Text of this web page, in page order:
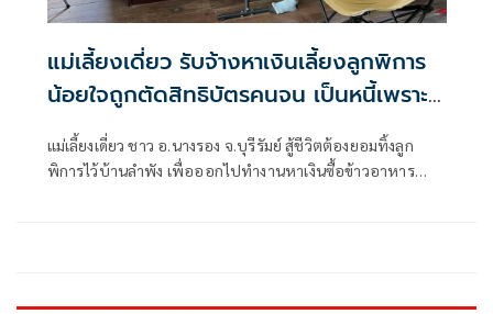
แม่เลี้ยงเดี่ยว รับจ้างหาเงินเลี้ยงลูกพิการ
น้อยใจถูกตัดสิทธิบัตรคนจน เป็นหนี้เพราะ
รักษาลูก
แม่เลี้ยงเดี่ยว ชาว อ.นางรอง จ.บุรีรัมย์ สู้ชีวิตต้องยอมทิ้งลูก
พิการไว้บ้านลำพัง เพื่อออกไปทำงานหาเงินซื้อข้าวอาหาร